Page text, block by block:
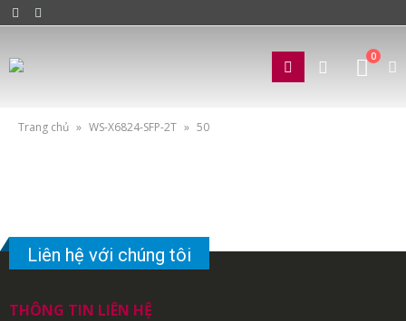
0
Trang chủ » WS-X6824-SFP-2T » 50
Liên hệ với chúng tôi
THÔNG TIN LIÊN HỆ